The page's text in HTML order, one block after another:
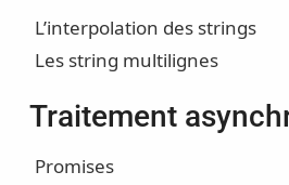
L’interpolation des strings
Les string multilignes
Traitement
Promises